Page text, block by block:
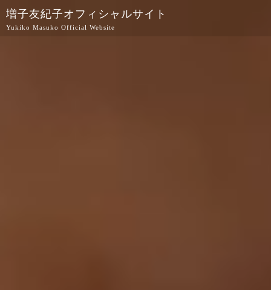
増子友紀子オフィシャルサイト
Yukiko Masuko Official Website